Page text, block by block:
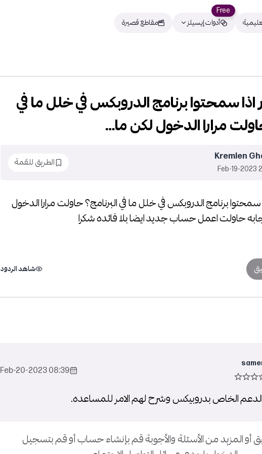
أدوات إيسيلز
Free
مقاطع قصيرة
سمحتوا برنامج الدروبكس في خلل ما في البرنامج؟ حاولت مرارا الدخول
حاولت اعمل حساب جديد ايضا بلا فائده شكرا
اذا سمحتوا برنامج الدروبكس في خلل ما في
مرارا الدخول لكن ما…
Kremlen
الطريق للقمة
شاهد الردود
08:39 2023-Feb-20
الخاص بدروبيكس وشرح لهم الامر للمساعده.
أو المزيد من الأسئلة والأجوبة قم بإنشاء حساب أو قم بتسجيل